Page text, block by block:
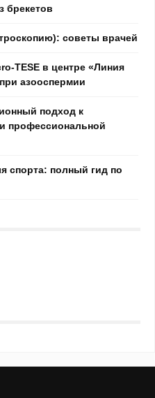
брекетов
советы врачей
TESE в центре «Линия
азооспермии
подход к
профессиональной
спорта: полный гид по